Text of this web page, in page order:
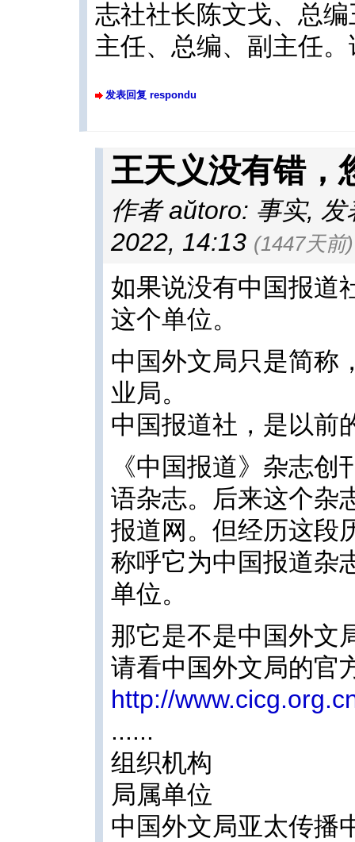
志社社长陈文戈、总
主任、总编、副主任
发表回复 respondu
王天义没有错，
作者 aŭtoro: 事实, 发
2022, 14:13 (1447天前)
如果说没有中国报道
这个单位。
中国外文局只是简称
业局。
中国报道社，是以前
《中国报道》杂志
语杂志。后来这个杂
报道网。但经历这段
称呼它为中国报道杂
单位。
那它是不是中国外文
请看中国外文局的官
http://
......
组织机构
局属单位
中国外文局亚太传播